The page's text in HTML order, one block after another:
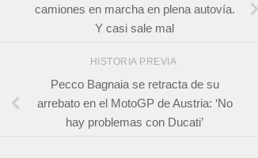
camiones en marcha en plena autovía.
Y casi sale mal
HISTORIA PREVIA
Pecco Bagnaia se retracta de su
arrebato en el MotoGP de Austria: ‘No
hay problemas con Ducati’